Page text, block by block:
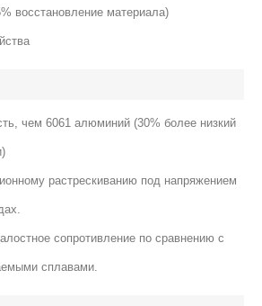
восстановление материала)
чем 6061 алюминий (30% более низкий
растрескиванию под напряжением
сопротивление по сравнению с
сплавами.